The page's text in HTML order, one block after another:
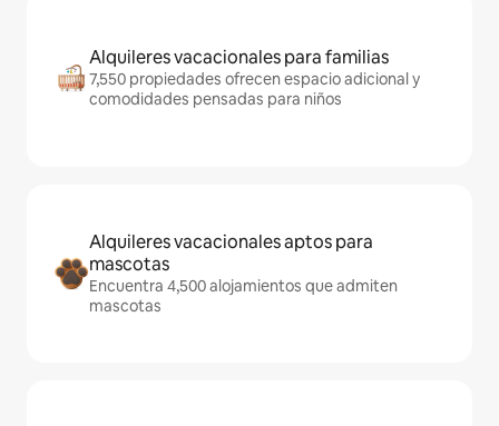
Alquileres vacacionales para familias
7,550 propiedades ofrecen espacio adicional y
comodidades pensadas para niños
Alquileres vacacionales aptos para
mascotas
Encuentra 4,500 alojamientos que admiten
mascotas